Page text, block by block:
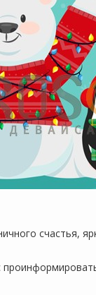
счастья,